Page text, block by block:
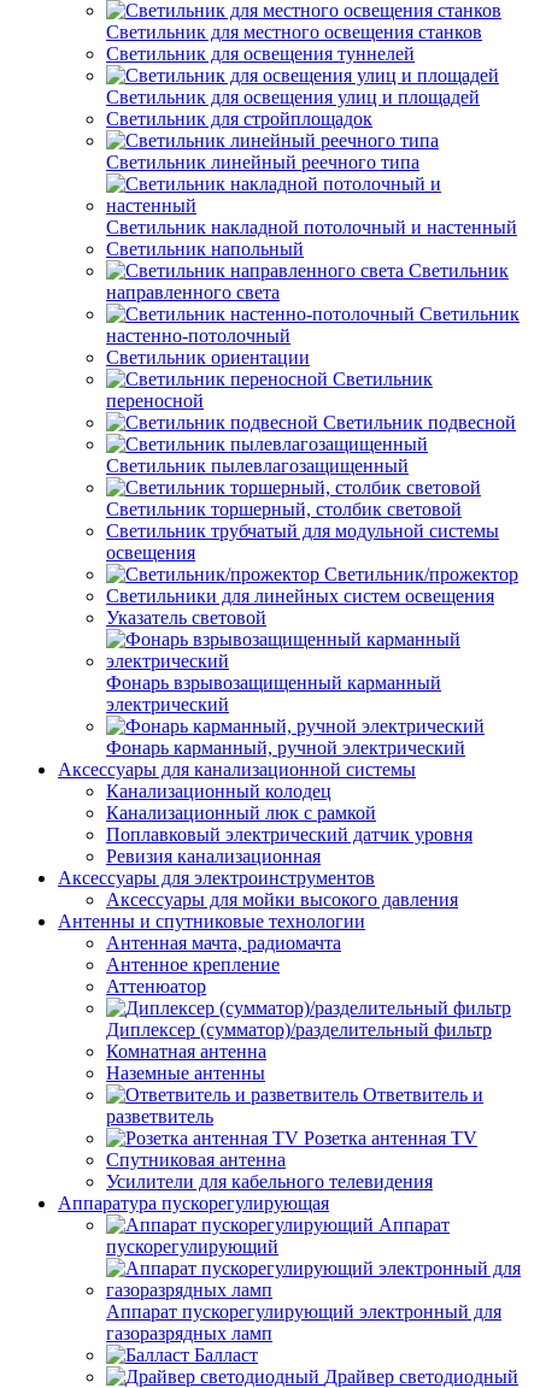
Светильник для местного освещения станков
Светильник для освещения туннелей
Светильник для освещения улиц и площадей
Светильник для стройплощадок
Светильник линейный реечного типа
Светильник накладной потолочный и настенный
Светильник напольный
Светильник
направленного света
Светильник
настенно-потолочный
Светильник ориентации
Светильник
переносной
Светильник подвесной
Светильник пылевлагозащищенный
Светильник торшерный, столбик световой
Светильник трубчатый для модульной системы
освещения
Светильник/прожектор
Светильники для линейных систем освещения
Указатель световой
Фонарь взрывозащищенный карманный
электрический
Фонарь карманный, ручной электрический
Аксессуары для канализационной системы
Канализационный колодец
Канализационный люк с рамкой
Поплавковый электрический датчик уровня
Ревизия канализационная
Аксессуары для электроинструментов
Аксессуары для мойки высокого давления
Антенны и спутниковые технологии
Антенная мачта, радиомачта
Антенное крепление
Аттенюатор
Диплексер (сумматор)/разделительный фильтр
Комнатная антенна
Наземные антенны
Ответвитель и
разветвитель
Розетка антенная TV
Спутниковая антенна
Усилители для кабельного телевидения
Аппаратура пускорегулирующая
Аппарат
пускорегулирующий
Аппарат пускорегулирующий электронный для
газоразрядных ламп
Балласт
Драйвер светодиодный